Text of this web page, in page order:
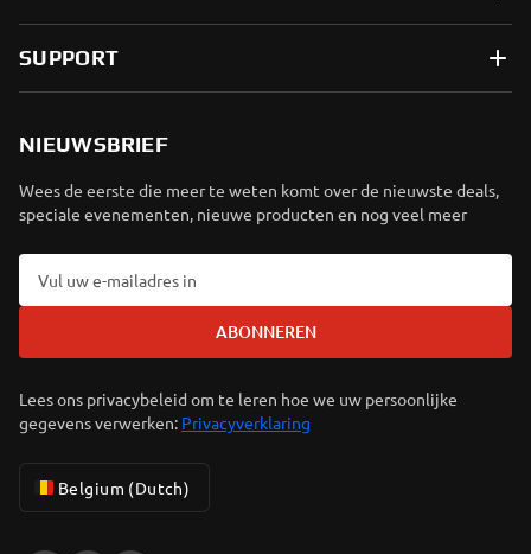
SUPPORT
NIEUWSBRIEF
Wees de eerste die meer te weten komt over de nieuwste deals,
speciale evenementen, nieuwe producten en nog veel meer
ABONNEREN
Lees ons privacybeleid om te leren hoe we uw persoonlijke
gegevens verwerken: Privacyverklaring
Belgium (Dutch)